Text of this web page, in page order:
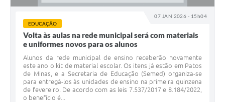
07 JAN 2026 - 15h04
EDUCAÇÃO
Volta às aulas na rede municipal será com materiais
e uniformes novos para os alunos
Alunos da rede municipal de ensino receberão novamente
este ano o kit de material escolar. Os itens já estão em Patos
de Minas, e a Secretaria de Educação (Semed) organiza-se
para entregá-los às unidades de ensino na primeira quinzena
de fevereiro. De acordo com as leis 7.537/2017 e 8.184/2022,
o benefício é...